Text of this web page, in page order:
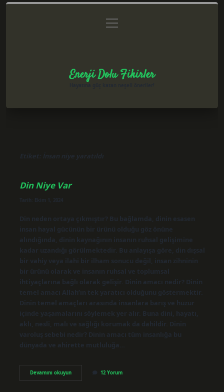
Gizlilik Politikası
menüyü
aç
Enerji Dolu Fikirler
Etiket: İnsan niye yaratıldı
Din Niye Var
Tarih: Ekim 1, 2024
Din neden ortaya çıkmıştır? Bu bağlamda, dinin esasen
insan hayal gücünün bir ürünü olduğu göz önüne
alındığında, dinin kaynağının insanın ruhsal gelişimine
kadar uzandığı görülmektedir. Bu anlayışa göre, din dışsal
bir vahiy veya ilahi bir ilham sonucu değil, insan zihninin
bir ürünü olarak ve insanın ruhsal ve toplumsal
ihtiyaçlarına bağlı olarak gelişir. Dinin amacı nedir? Dinin
temel amacı Allah’ın tek yaratıcı olduğunu göstermektir.
Dinin temel amaçları arasında insanlara barış ve huzur
içinde yaşamalarını söylemek yer alır. Buna dini, hayatı,
aklı, nesli, malı ve sağlığı korumak da dahildir. Dinin
varoluş sebebi nedir? Dinin amacı tüm insanlığa bu
dünyada ve ahirette mutluluğa…
Devamını okuyunDin
Niye
12 Yorum